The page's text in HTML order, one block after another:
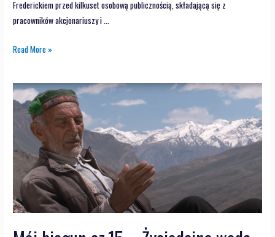
Frederickiem przed kilkuset osobową publicznością, składającą się z
pracowników akcjonariuszy i …
Read More »